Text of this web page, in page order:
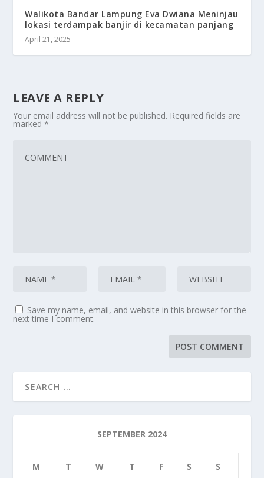
Walikota Bandar Lampung Eva Dwiana Meninjau
lokasi terdampak banjir di kecamatan panjang
April 21, 2025
LEAVE A REPLY
Your email address will not be published. Required fields are
marked*
Save my name, email, and website in this browser for the
next time I comment.
SEPTEMBER 2024
M T W T F S S